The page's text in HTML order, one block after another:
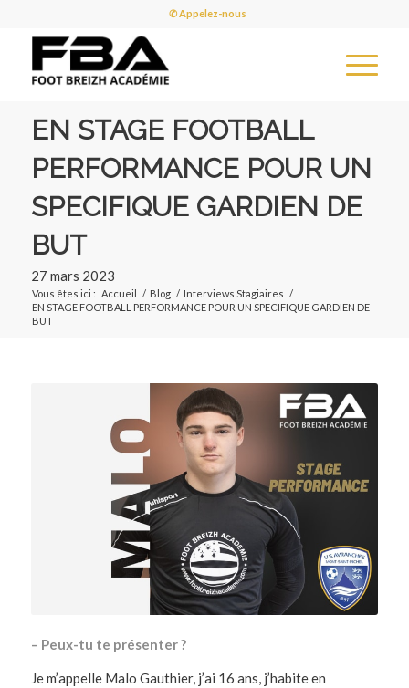
✆ Appelez-nous
EN STAGE FOOTBALL
PERFORMANCE POUR UN
SPECIFIQUE GARDIEN DE
BUT
27 mars 2023
Vous êtes ici : Accueil / Blog / Interviews Stagiaires /
EN STAGE FOOTBALL PERFORMANCE POUR UN SPECIFIQUE GARDIEN DE
BUT
– Peux-tu te présenter ?
Je m’appelle Malo Gauthier, j’ai 16 ans, j’habite en